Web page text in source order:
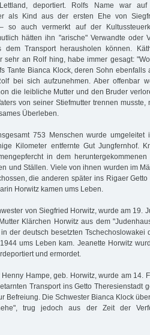
deportiert. Rolfs Name war auf
als Kind aus der ersten Ehe von
so auch vermerkt auf der
hätten ihn "arische" Verwandte oder
dem Transport herausholen können.
sehr an Rolf hing, habe immer gesagt:
Tante Bianca Klock, deren Sohn ebenfalls
bei sich aufzunehmen. Aber offenbar
die leibliche Mutter und den Bruder
von seiner Stiefmutter trennen musste,
Überleben.
753 Menschen wurde umgeleitet
Kilometer entfernte Gut Jungfernhof.
in dem
und Ställen. Viele von ihnen wurden im
die anderen später ins Rigaer Getto
Horwitz kamen ums Leben.
von Siegfried Horwitz, wurde am 19.
Klärchen Horwitz aus dem
der deutsch besetzten Tschechoslowakei
ums Leben kam. Jeanette Horwitz
und ermordet.
Hampe, geb. Horwitz, wurde am 14.
Transport ins Getto Theresienstadt
Befreiung. Die Schwester Bianca Klock
trug jedoch aus der Zeit der